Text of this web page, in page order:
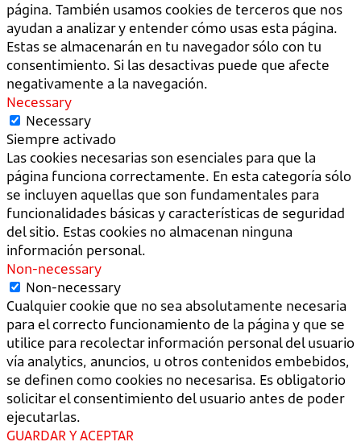
página. También usamos cookies de terceros que nos
ayudan a analizar y entender cómo usas esta página.
Estas se almacenarán en tu navegador sólo con tu
consentimiento. Si las desactivas puede que afecte
negativamente a la navegación.
Necessary
Necessary
Siempre activado
Las cookies necesarias son esenciales para que la
página funciona correctamente. En esta categoría sólo
se incluyen aquellas que son fundamentales para
funcionalidades básicas y características de seguridad
del sitio. Estas cookies no almacenan ninguna
información personal.
Non-necessary
Non-necessary
Cualquier cookie que no sea absolutamente necesaria
para el correcto funcionamiento de la página y que se
utilice para recolectar información personal del usuario
vía analytics, anuncios, u otros contenidos embebidos,
se definen como cookies no necesarisa. Es obligatorio
solicitar el consentimiento del usuario antes de poder
ejecutarlas.
GUARDAR Y ACEPTAR